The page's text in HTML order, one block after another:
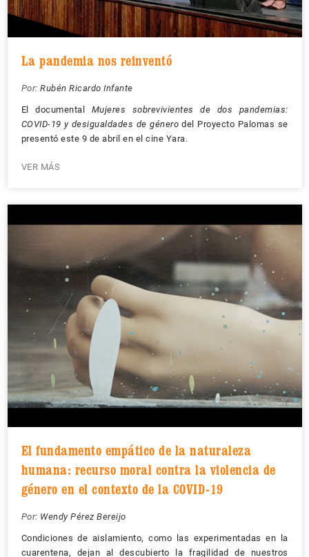
La pandemia nos reinventó
Por: Rubén Ricardo Infante
El documental Mujeres sobrevivientes de dos pandemias:
COVID-19 y desigualdades de género del Proyecto Palomas se
presentó este 9 de abril en el cine Yara.
VER MÁS
El fundamento empático de la naturaleza
humana: recurso moral contra la violencia de
género en el contexto de la COVID-19
Por: Wendy Pérez Bereijo
Condiciones de aislamiento, como las experimentadas en la
cuarentena, dejan al descubierto la fragilidad de nuestros